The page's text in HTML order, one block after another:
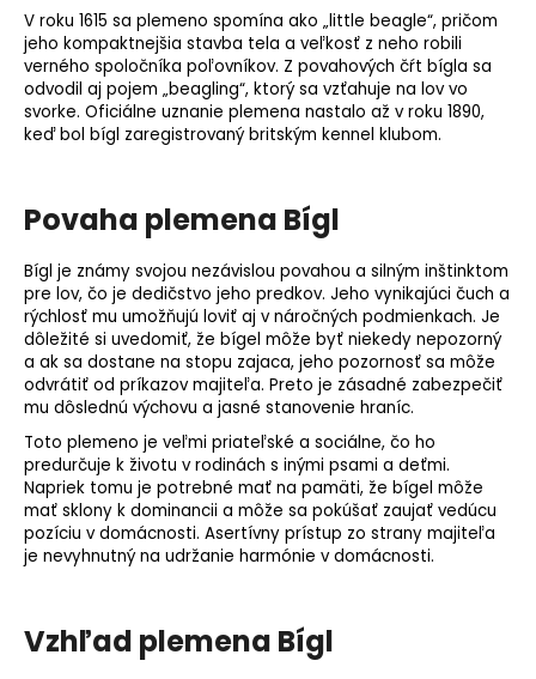
V roku 1615 sa plemeno spomína ako „little beagle“, pričom
jeho kompaktnejšia stavba tela a veľkosť z neho robili
verného spoločníka poľovníkov. Z povahových čŕt bígla sa
odvodil aj pojem „beagling“, ktorý sa vzťahuje na lov vo
svorke. Oficiálne uznanie plemena nastalo až v roku 1890,
keď bol bígl zaregistrovaný britským kennel klubom.
Povaha plemena Bígl
Bígl je známy svojou nezávislou povahou a silným inštinktom
pre lov, čo je dedičstvo jeho predkov. Jeho vynikajúci čuch a
rýchlosť mu umožňujú loviť aj v náročných podmienkach. Je
dôležité si uvedomiť, že bígel môže byť niekedy nepozorný
a ak sa dostane na stopu zajaca, jeho pozornosť sa môže
odvrátiť od príkazov majiteľa. Preto je zásadné zabezpečiť
mu dôslednú výchovu a jasné stanovenie hraníc.
Toto plemeno je veľmi priateľské a sociálne, čo ho
predurčuje k životu v rodinách s inými psami a deťmi.
Napriek tomu je potrebné mať na pamäti, že bígel môže
mať sklony k dominancii a môže sa pokúšať zaujať vedúcu
pozíciu v domácnosti. Asertívny prístup zo strany majiteľa
je nevyhnutný na udržanie harmónie v domácnosti.
Vzhľad plemena Bígl